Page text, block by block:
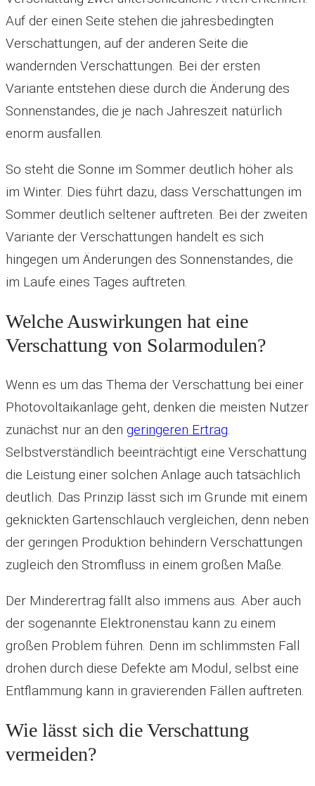
Auf der einen Seite stehen die jahresbedingten
Verschattungen, auf der anderen Seite die
wandernden Verschattungen. Bei der ersten
Variante entstehen diese durch die Änderung des
Sonnenstandes, die je nach Jahreszeit natürlich
enorm ausfallen.
So steht die Sonne im Sommer deutlich höher als
im Winter. Dies führt dazu, dass Verschattungen im
Sommer deutlich seltener auftreten. Bei der zweiten
Variante der Verschattungen handelt es sich
hingegen um Änderungen des Sonnenstandes, die
im Laufe eines Tages auftreten.
Welche Auswirkungen hat eine
Verschattung von Solarmodulen?
Wenn es um das Thema der Verschattung bei einer
Photovoltaikanlage geht, denken die meisten Nutzer
zunächst nur an den geringeren Ertrag.
Selbstverständlich beeinträchtigt eine Verschattung
die Leistung einer solchen Anlage auch tatsächlich
deutlich. Das Prinzip lässt sich im Grunde mit einem
geknickten Gartenschlauch vergleichen, denn neben
der geringen Produktion behindern Verschattungen
zugleich den Stromfluss in einem großen Maße.
Der Minderertrag fällt also immens aus. Aber auch
der sogenannte Elektronenstau kann zu einem
großen Problem führen. Denn im schlimmsten Fall
drohen durch diese Defekte am Modul, selbst eine
Entflammung kann in gravierenden Fällen auftreten.
Wie lässt sich die Verschattung
vermeiden?